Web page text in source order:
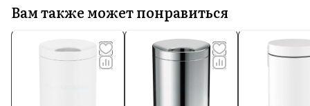
Вам также может понравиться